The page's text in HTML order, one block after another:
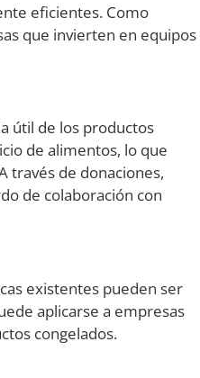
eficientes. Como
que invierten en equipos
útil de los productos
de alimentos, lo que
través de donaciones,
de colaboración con
existentes pueden ser
aplicarse a empresas
congelados.